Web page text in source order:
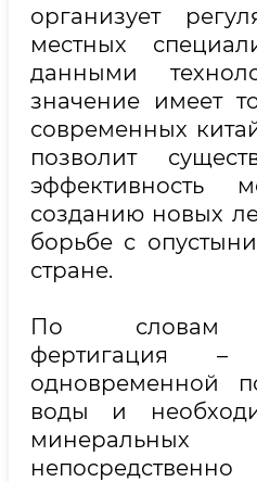
организует
местных
данными
значение имеет
современных
позволит
эффективность
созданию новых
борьбе с
стране.
По словам
фертигация
одновременной
воды и